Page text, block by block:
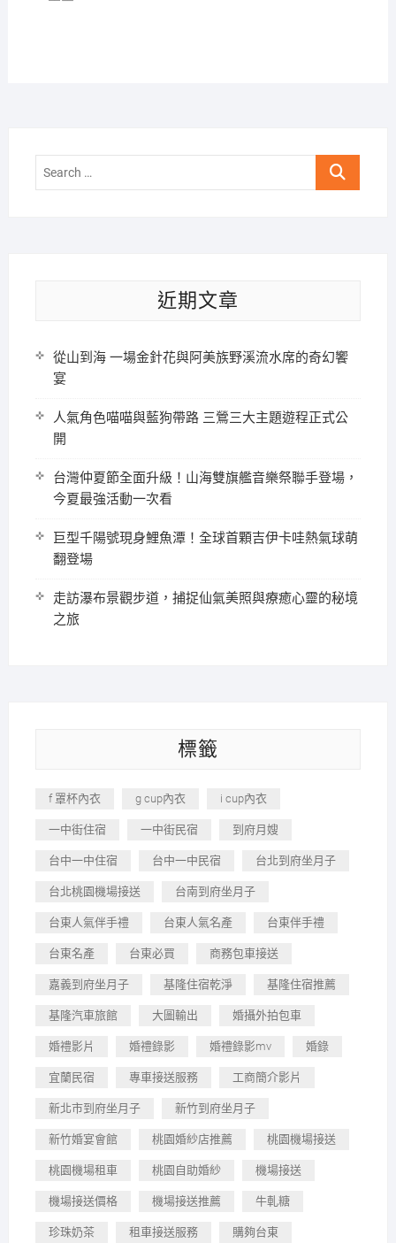
Search
近期文章
從山到海 一場金針花與阿美族野溪流水席的奇幻饗
宴
人氣角色喵喵與藍狗帶路 三鶯三大主題遊程正式公
開
台灣仲夏節全面升級！山海雙旗艦音樂祭聯手登場，
今夏最強活動一次看
巨型千陽號現身鯉魚潭！全球首顆吉伊卡哇熱氣球萌
翻登場
走訪瀑布景觀步道，捕捉仙氣美照與療癒心靈的秘境
之旅
標籤
f 罩杯內衣 g cup內衣 i cup內衣
一中街住宿 一中街民宿 到府月嫂
台中一中住宿 台中一中民宿 台北到府坐月子
台北桃園機場接送 台南到府坐月子
台東人氣伴手禮 台東人氣名產 台東伴手禮
台東名產 台東必買 商務包車接送
嘉義到府坐月子 基隆住宿乾淨 基隆住宿推薦
基隆汽車旅館 大圖輸出 婚攝外拍包車
婚禮影片 婚禮錄影 婚禮錄影mv 婚錄
宜蘭民宿 專車接送服務 工商簡介影片
新北市到府坐月子 新竹到府坐月子
新竹婚宴會館 桃園婚紗店推薦 桃園機場接送
桃園機場租車 桃園自助婚紗 機場接送
機場接送價格 機場接送推薦 牛軋糖
珍珠奶茶 租車接送服務 購夠台東